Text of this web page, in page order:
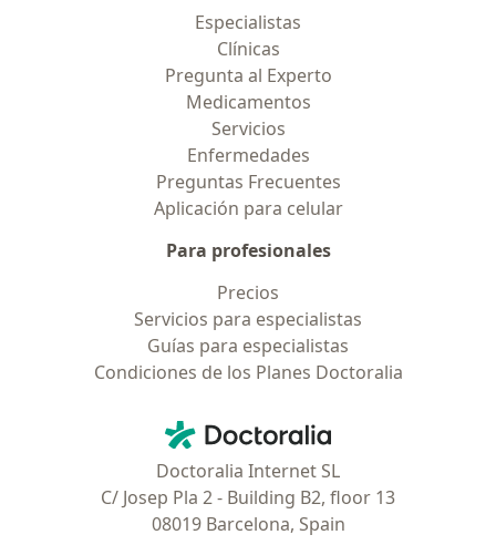
Especialistas
Clínicas
Pregunta al Experto
Medicamentos
Servicios
Enfermedades
Preguntas Frecuentes
Aplicación para celular
Para profesionales
Precios
Servicios para especialistas
Guías para especialistas
Condiciones de los Planes Doctoralia
Doctoralia - Página de inicio
Doctoralia Internet SL
C/ Josep Pla 2 - Building B2, floor 13
08019 Barcelona, Spain